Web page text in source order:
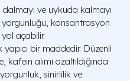
ve uykuda kalmayı
yorgunluğu, konsantrasyon
açabilir.
yapıcı bir maddedir. Düzenli
alımı azaltıldığında
sinirlilik ve